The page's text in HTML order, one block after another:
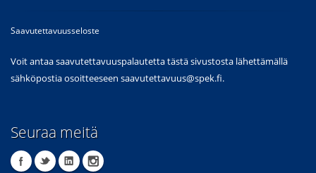
Saavutettavuusseloste
Voit antaa saavutettavuuspalautetta tästä sivustosta lähettämällä
sähköpostia osoitteeseen saavutettavuus@spek.fi.
Seuraa meitä